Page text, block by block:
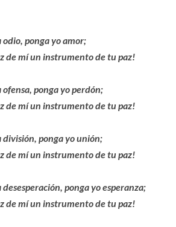
ponga yo amor;
de mí un instrumento de tu paz!
ponga yo perdón;
de mí un instrumento de tu paz!
división, ponga yo unión;
de mí un instrumento de tu paz!
ponga yo esperanza;
de mí un instrumento de tu paz!